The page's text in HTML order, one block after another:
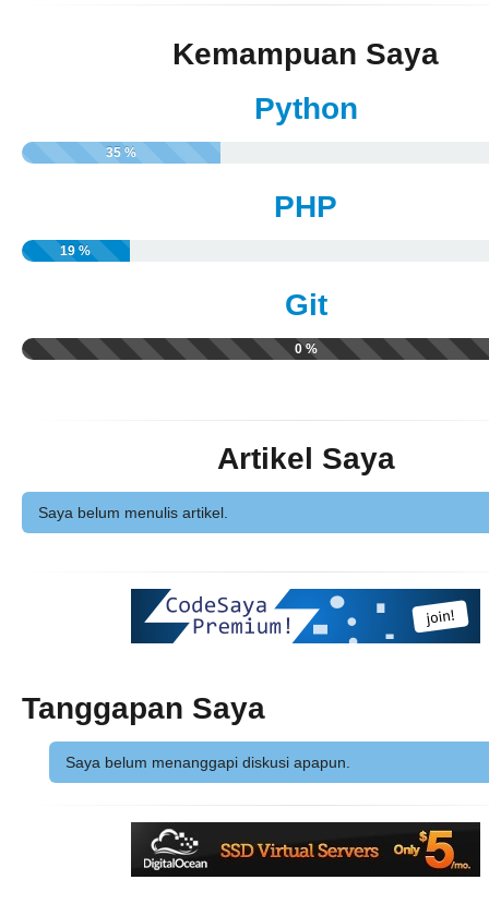
Kemampuan Saya
Python
35 %
PHP
19 %
Git
0 %
Artikel Saya
Saya belum menulis artikel.
Tanggapan Saya
Saya belum menanggapi diskusi apapun.